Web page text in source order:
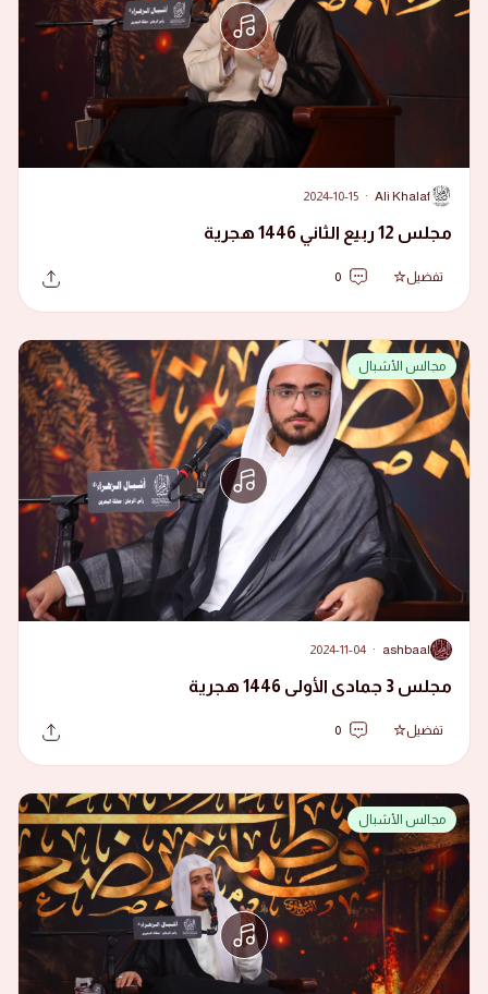
A
Ali Khalaf
·
2024-10-15
مجلس 12 ربيع الثاني 1446 هجرية
تفضيل 0
مجالس الأشبال
A
ashbaal
·
2024-11-04
مجلس 3 جمادى الأولى 1446 هجرية
تفضيل 0
مجالس الأشبال